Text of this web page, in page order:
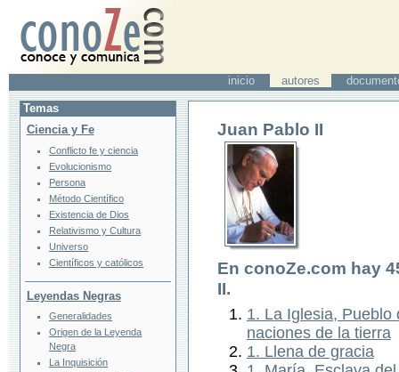
inicio autores
Juan Pablo II
En conoZe.com hay
II.
1. La Iglesia, Pueblo
naciones de la tierra
1. Llena de gracia
Temas
Ciencia y Fe
Conflicto fe y ciencia
Evolucionismo
Persona
Método Científico
Existencia de Dios
Relativismo y Cultura
Universo
Científicos y católicos
Leyendas Negras
Generalidades
Origen de la Leyenda
Negra
La Inquisición